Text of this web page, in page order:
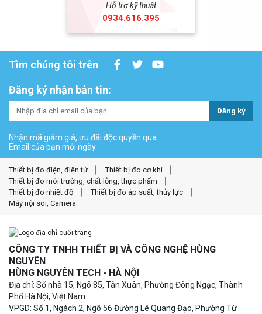
Hỗ trợ kỹ thuật
0934.616.395
Tìm chúng tôi trên
Đăng ký nhận bản tin:
Đăng ký
Nhận mã giảm giá, ưu đãi độc quyền qua
Email của bạn mỗi ngày.
Thiết bị đo điện, điện tử
Thiết bị đo cơ khí
Thiết bị đo môi trường, chất lỏng, thực phẩm
Thiết bị đo nhiệt độ
Thiết bị đo áp suất, thủy lực
Máy nội soi, Camera
CÔNG TY TNHH THIẾT BỊ VÀ CÔNG NGHỆ HÙNG
NGUYÊN
HÙNG NGUYÊN TECH - HÀ NỘI
Địa chỉ: Số nhà 15, Ngõ 85, Tân Xuân, Phường Đông Ngạc, Thành
Phố Hà Nội, Việt Nam
VPGD: Số 1, Ngách 2, Ngõ 56 Đường Lê Quang Đạo, Phường Từ